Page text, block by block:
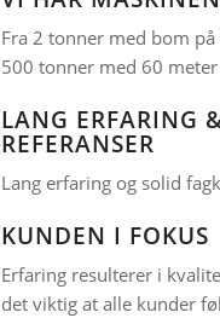
Fra 2 tonner med bom
500 tonner med 60
LANG ERFARING
REFERANSER
Lang erfaring og solid
KUNDEN I FOKUS
Erfaring resulterer i
det viktig at alle kunder